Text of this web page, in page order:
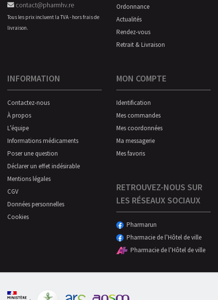
contact@pharmhv.re
Tous les prix incluent la TVA - hors frais de
livraison.
Ordonnance
Actualités
Rendez-vous
Retrait & Livraison
INFORMATION
Contactez-nous
À propos
L’équipe
Informations médicaments
Poser une question
Déclarer un effet indésirable
Mentions légales
CGV
Données personnelles
Cookies
MON COMPTE
Identification
Mes commandes
Mes coordonnées
Ma messagerie
Mes favoris
RETROUVEZ-NOUS SUR
LES RÉSEAUX SOCIAUX
Pharmarun
Pharmacie de l’Hôtel de ville
Pharmacie de l’Hôtel de ville